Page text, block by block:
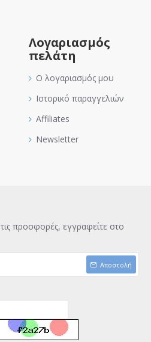
Λογαριασμός
πελάτη
Ο λογαριασμός μου
Ιστορικό παραγγελιών
Affiliates
Newsletter
προσφορές, εγγραφείτε στο
Αποστολή